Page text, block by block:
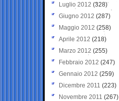
Luglio 2012 (328)
Giugno 2012 (287)
Maggio 2012 (258)
Aprile 2012 (218)
Marzo 2012 (255)
Febbraio 2012 (247)
Gennaio 2012 (259)
Dicembre 2011 (223)
Novembre 2011 (267)